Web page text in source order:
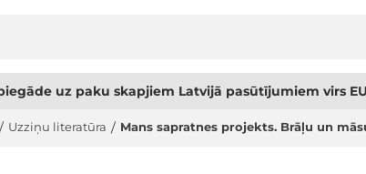
uz paku skapjiem Latvijā pasūtījumiem virs
/ Uzziņu literatūra / Mans sapratnes projekts. Brāļu un